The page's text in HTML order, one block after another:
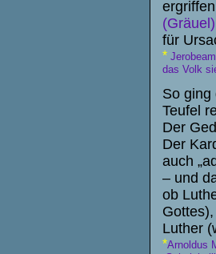
(Gräuel)
für
*
das Volk
So ging
Teufel
Der
Der
auch
– und
ob
Luther
*Arnoldus